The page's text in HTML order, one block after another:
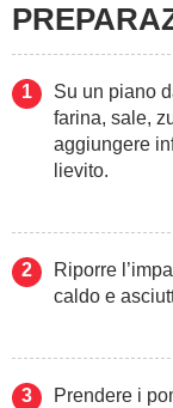
Su un piano
farina, sale,
aggiungere
lievito.
Riporre
caldo e
Prendere i